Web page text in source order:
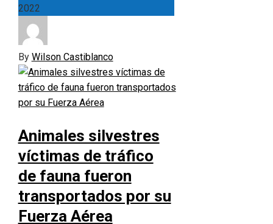
2022
By Wilson Castiblanco
Animales silvestres
víctimas de tráfico
de fauna fueron
transportados por su
Fuerza Aérea